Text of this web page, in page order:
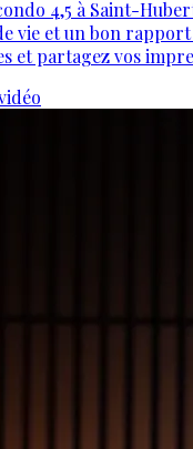
4,5 à Saint-
vie et un bon
et partagez vos